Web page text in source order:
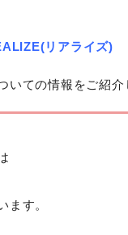
リアライズ)
いての情報をご紹介
ます。